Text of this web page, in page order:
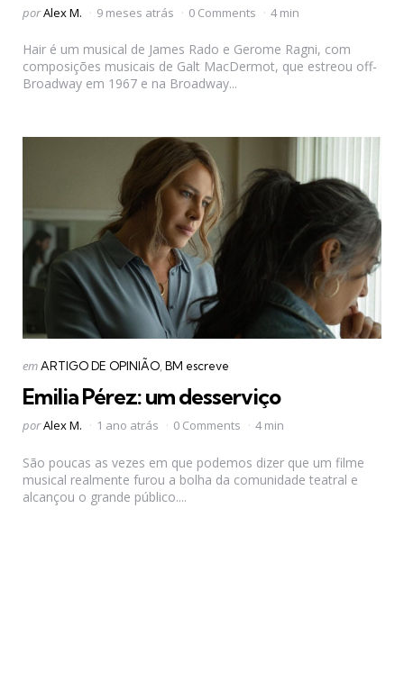
Postado
porAlex M. 9 meses atrás 0 Comments 4 min
Hair é um musical de James Rado e Gerome Ragni, com
composições musicais de Galt MacDermot, que estreou off-
Broadway em 1967 e na Broadway...
Categorias
Postado
emARTIGO DE OPINIÃO BM escreve
Emilia Pérez: um desserviço
Postado
porAlex M. 1 ano atrás 0 Comments 4 min
São poucas as vezes em que podemos dizer que um filme
musical realmente furou a bolha da comunidade teatral e
alcançou o grande público....